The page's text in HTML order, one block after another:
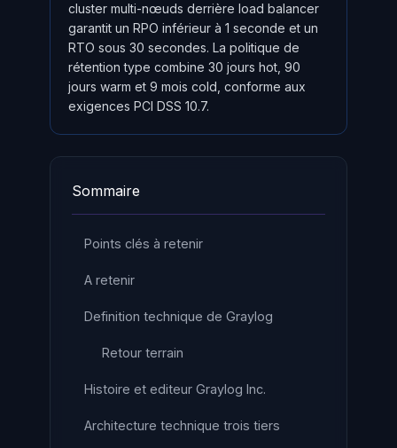
cluster multi-nœuds derrière load balancer
garantit un RPO inférieur à 1 seconde et un
RTO sous 30 secondes. La politique de
rétention type combine 30 jours hot, 90
jours warm et 9 mois cold, conforme aux
exigences PCI DSS 10.7.
Sommaire
Points clés à retenir
A retenir
Definition technique de Graylog
Retour terrain
Histoire et editeur Graylog Inc.
Architecture technique trois tiers